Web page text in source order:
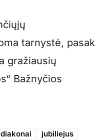
tarnystė, pasak
gražiausių
Bažnyčios
diakonai
jubiliejus